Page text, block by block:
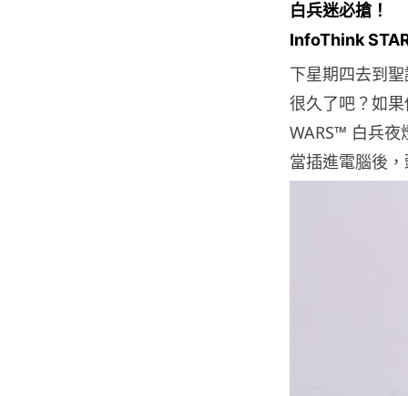
白兵迷必搶！
InfoThink
下星期四去到
很久了吧？如
WARS™ 白兵
當插進電腦後